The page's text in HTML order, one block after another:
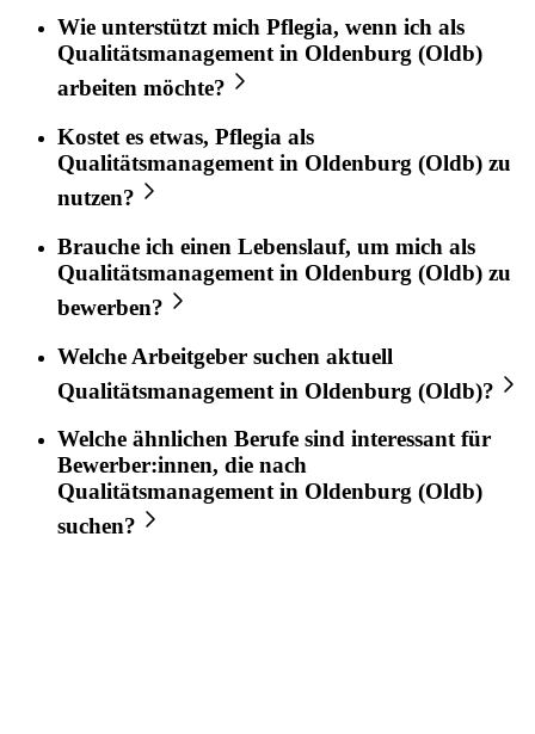
Wie unterstützt mich Pflegia, wenn ich als
Qualitätsmanagementin Oldenburg (Oldb)
arbeiten möchte?
Kostet es etwas, Pflegia als
Qualitätsmanagement in Oldenburg (Oldb) zu
nutzen?
Brauche ich einen Lebenslauf, um mich als
Qualitätsmanagement in Oldenburg (Oldb) zu
bewerben?
Welche Arbeitgeber suchen aktuell
Qualitätsmanagement in Oldenburg (Oldb)?
Welche ähnlichen Berufe sind interessant für
Bewerber:innen, die nach
Qualitätsmanagementin Oldenburg (Oldb)
suchen?